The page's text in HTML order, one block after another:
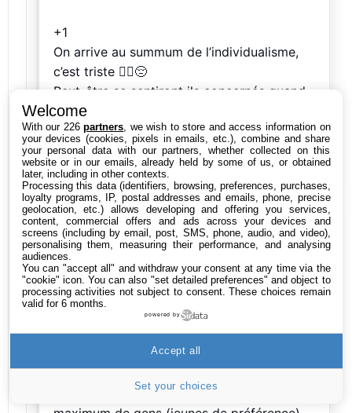
+1
On arrive au summum de l’individualisme,
c’est triste 🤷‍♂️😔
Peut-être se sentiront ils concernés quand
un de leur proche décédera.
capmalo
Le 4 mai 2020 à 12:29
Pour quoi faire ? Tant qu’il n’y a pas de
vaccin (si il y a un vaccin un jour) on est
tous condamnés à l’attraper. Y’a vraiment
des gens qui pensent qu’on va y échapper
comme ça par magie ? Le SEUL moyen
d’arrêter l’épidémie c’est soit qu’un
Welcome
With our 226partners , we wish to store and access information on
your devices (cookies, pixels in emails, etc.), combine and share
your personal data with our partners, whether collected on this
website or in our emails, already held by some of us, or obtained
later, including in other contexts.
Processing this data (identifiers, browsing, preferences, purchases,
loyalty programs, IP, postal addresses and emails, phone, precise
geolocation, etc.) allows developing and offering you services,
content, commercial offers and ads across your devices and
screens (including by email, post, SMS, phone, audio, and video),
personalising them, measuring their performance, and analysing
audiences.
You can "accept all" and withdraw your consent at any time via the
"cookie" icon. You can also "set detailed preferences" and object to
processing activities not subject to consent. These choices remain
valid for 6 months.
powered by
Set your choices
Accept all